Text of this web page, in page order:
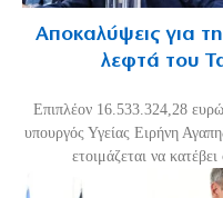
Αποκαλύψεις για
λεφτά του
Επιπλέον 16.533.324,28
υπουργός Υγείας Ειρήνη
ετοιμάζεται να